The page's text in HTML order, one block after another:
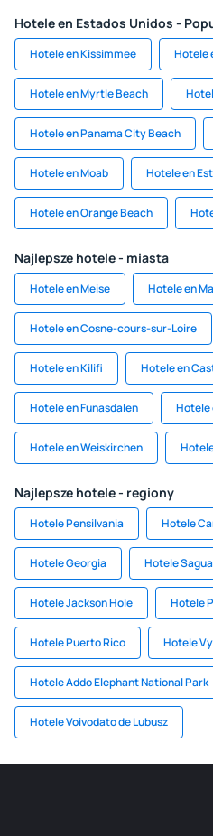
Hotele en Estados Unidos -
Hotele en Kissimmee Hotele
Hotele en Myrtle Beach
Hotele en Panama City Beach
Hotele en Moab Hotele en
Hotele en Orange Beach
Najlepsze hotele - miasta
Hotele en Meise Hotele en
Hotele en Cosne-cours-sur-Loire
Hotele en Kilifi Hotele en
Hotele en Funasdalen Hotele
Hotele en Weiskirchen
Najlepsze hotele - regiony
Hotele Pensilvania Hotele
Hotele Georgia Hotele
Hotele Jackson Hole Hotele
Hotele Puerto Rico Hotele
Hotele Addo Elephant National Park
Hotele Voivodato de Lubusz